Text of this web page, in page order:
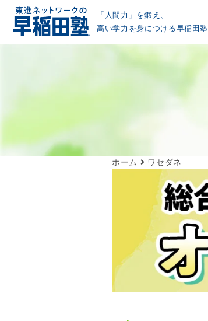
「人間力」を鍛え、
高い学力を身につける早稲田塾
ホーム ワセダネ